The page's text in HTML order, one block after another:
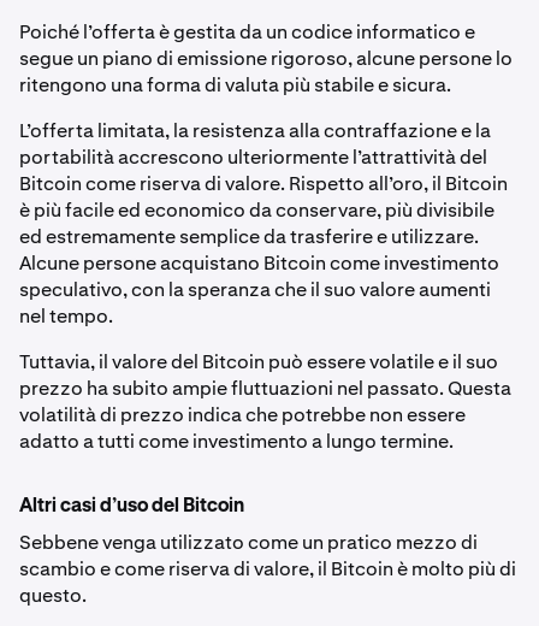
Poiché l’offerta è gestita da un codice informatico e
segue un piano di emissione rigoroso, alcune persone lo
ritengono una forma di valuta più stabile e sicura.
L’offerta limitata, la resistenza alla contraffazione e la
portabilità accrescono ulteriormente l’attrattività del
Bitcoin come riserva di valore. Rispetto all’oro, il Bitcoin
è più facile ed economico da conservare, più divisibile
ed estremamente semplice da trasferire e utilizzare.
Alcune persone acquistano Bitcoin come investimento
speculativo, con la speranza che il suo valore aumenti
nel tempo.
Tuttavia, il valore del Bitcoin può essere volatile e il suo
prezzo ha subito ampie fluttuazioni nel passato. Questa
volatilità di prezzo indica che potrebbe non essere
adatto a tutti come investimento a lungo termine.
Altri casi d’uso del Bitcoin
Sebbene venga utilizzato come un pratico mezzo di
scambio e come riserva di valore, il Bitcoin è molto più di
questo.